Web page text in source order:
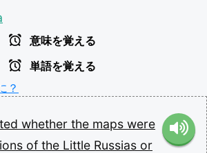
意味を覚える
単語を覚える
？
whether the maps were
of the Little Russias or